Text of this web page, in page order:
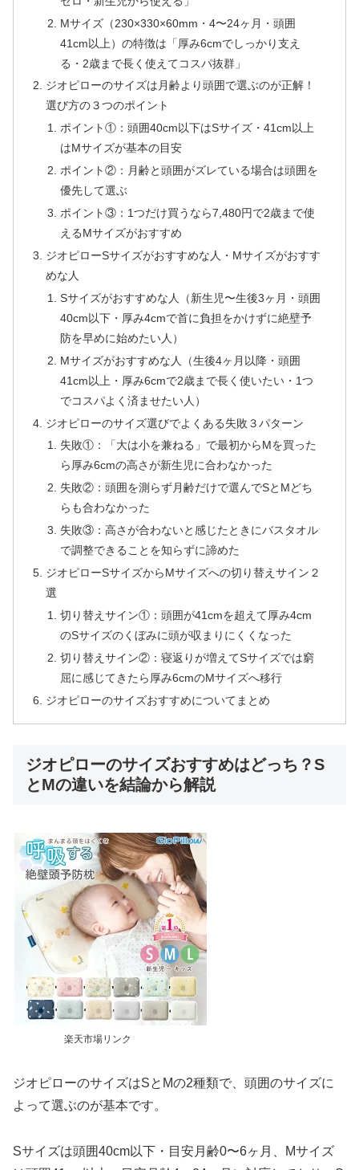
Mサイズ（230×330×60mm・4〜24ヶ月・頭囲
41cm以上）の特徴は「厚み6cmでしっかり支え
る・2歳まで長く使えてコスパ抜群」
ジオピローのサイズは月齢より頭囲で選ぶのが正解！
選び方の３つのポイント
ポイント①：頭囲40cm以下はSサイズ・41cm以上
はMサイズが基本の目安
ポイント②：月齢と頭囲がズレている場合は頭囲を
優先して選ぶ
ポイント③：1つだけ買うなら7,480円で2歳まで使
えるMサイズがおすすめ
ジオピローSサイズがおすすめな人・Mサイズがおすす
めな人
Sサイズがおすすめな人（新生児〜生後3ヶ月・頭囲
40cm以下・厚み4cmで首に負担をかけずに絶壁予
防を早めに始めたい人）
Mサイズがおすすめな人（生後4ヶ月以降・頭囲
41cm以上・厚み6cmで2歳まで長く使いたい・1つ
でコスパよく済ませたい人）
ジオピローのサイズ選びでよくある失敗３パターン
失敗①：「大は小を兼ねる」で最初からMを買った
ら厚み6cmの高さが新生児に合わなかった
失敗②：頭囲を測らず月齢だけで選んでSとMどち
らも合わなかった
失敗③：高さが合わないと感じたときにバスタオル
で調整できることを知らずに諦めた
ジオピローSサイズからMサイズへの切り替えサイン２
選
切り替えサイン①：頭囲が41cmを超えて厚み4cm
のSサイズのくぼみに頭が収まりにくくなった
切り替えサイン②：寝返りが増えてSサイズでは窮
屈に感じてきたら厚み6cmのMサイズへ移行
ジオピローのサイズおすすめについてまとめ
ジオピローのサイズおすすめはどっち？S
とMの違いを結論から解説
楽天市場リンク
ジオピローのサイズはSとMの2種類で、頭囲のサイズに
よって選ぶのが基本です。
Sサイズは頭囲40cm以下・目安月齢0〜6ヶ月、Mサイズ